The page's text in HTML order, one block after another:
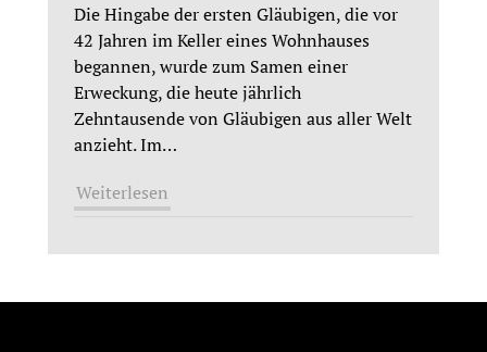
Die Hingabe der ersten Gläubigen, die vor
42 Jahren im Keller eines Wohnhauses
begannen, wurde zum Samen einer
Erweckung, die heute jährlich
Zehntausende von Gläubigen aus aller Welt
anzieht. Im…
Weiterlesen